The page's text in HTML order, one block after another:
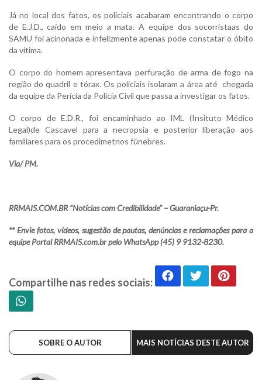
Já no local dos fatos, os policiais acabaram encontrando o corpo
de E.J.D., caído em meio a mata. A equipe dos socorristaas do
SAMU foi acinonada e infelizmente apenas pode constatar o óbito
da vítima.
O corpo do homem apresentava perfuração de arma de fogo na
região do quadril e tórax. Os policiais isolaram a área até chegada
da equipe da Perícia da Polícia Civil que passa a investigar os fatos.
O corpo de E.D.R., foi encaminhado ao IML (Insituto Médico
Legal)de Cascavel para a necropsia e posterior liberação aos
familiares para os procedimetnos fúnebres.
Via/ PM.
RRMAIS.COM.BR “Notícias com Credibilidade” – Guaraniaçu-Pr.
** Envie fotos, vídeos, sugestão de pautas, denúncias e reclamações para a
equipe Portal RRMAIS.com.br pelo WhatsApp (45) 9 9132-8230.
Compartilhe nas redes sociais:
SOBRE O AUTOR MAIS NOTÍCIAS DESTE AUTOR